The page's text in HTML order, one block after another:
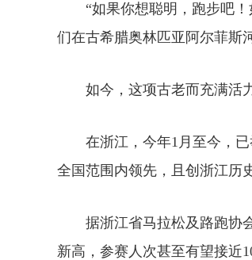
“如果你想聪明，跑步吧！
们在古希腊奥林匹亚阿尔菲斯
如今，这项古老而充满活力
在浙江，今年1月至今，已
全国范围内领先，且创浙江历
据浙江省马拉松及路跑协会
新高，参赛人次甚至有望接近